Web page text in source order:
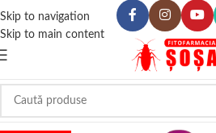
Skip to navigation
Skip to main content